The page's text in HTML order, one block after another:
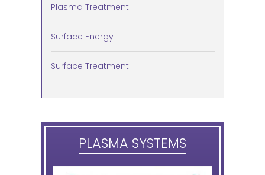
Plasma Treatment
Surface Energy
Surface Treatment
PLASMA SYSTEMS